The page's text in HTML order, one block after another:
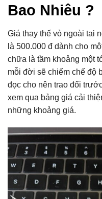
Bao Nhiêu ?
Giá thay thế vỏ ngoài tai
là 500.000 đ dành cho
chữa là tầm khoảng một
mỗi đời sẽ chiếm chế độ
đọc cho nên trao đổi
xem qua bảng giá cải
những khoảng giá.